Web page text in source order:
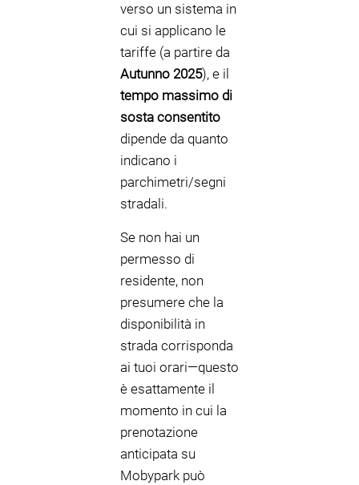
verso un sistema in
cui si applicano le
tariffe (a partire da
Autunno 2025), e il
tempo massimo di
sosta consentito
dipende da quanto
indicano i
parchimetri/segni
stradali.
Se non hai un
permesso di
residente, non
presumere che la
disponibilità in
strada corrisponda
ai tuoi orari—questo
è esattamente il
momento in cui la
prenotazione
anticipata su
Mobypark può